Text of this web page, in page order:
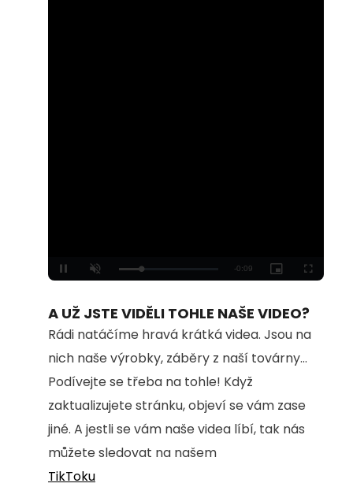
Unmute
100.00%
A UŽ JSTE VIDĚLI TOHLE NAŠE VIDEO?
Rádi natáčíme hravá krátká videa. Jsou na
nich naše výrobky, záběry z naší továrny...
Podívejte se třeba na tohle! Když
zaktualizujete stránku, objeví se vám zase
jiné. A jestli se vám naše videa líbí, tak nás
můžete sledovat na našem
TikToku